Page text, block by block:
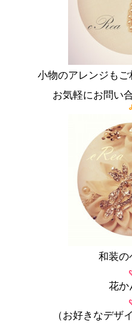
小物のアレンジもご
お気軽にお問い
和装の
花か
（お好きなデザ